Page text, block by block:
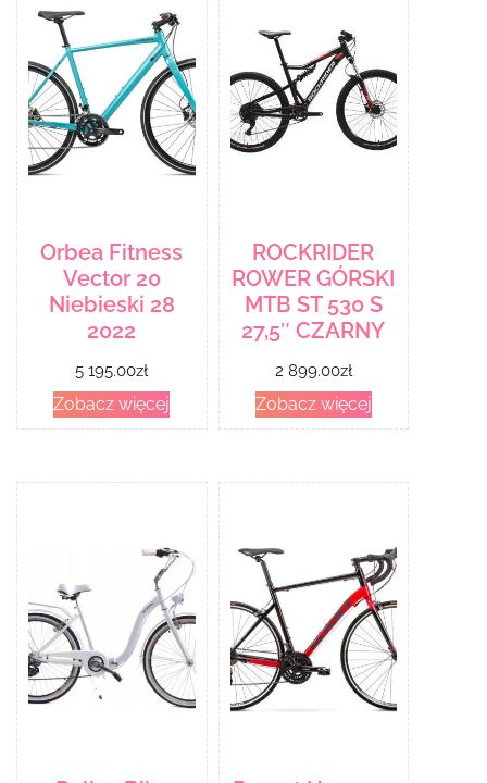
Orbea Fitness
Vector 20
Niebieski 28
2022
5 195.00zł
Zobacz więcej
ROCKRIDER
ROWER GÓRSKI
MTB ST 530 S
27,5″ CZARNY
2 899.00zł
Zobacz więcej